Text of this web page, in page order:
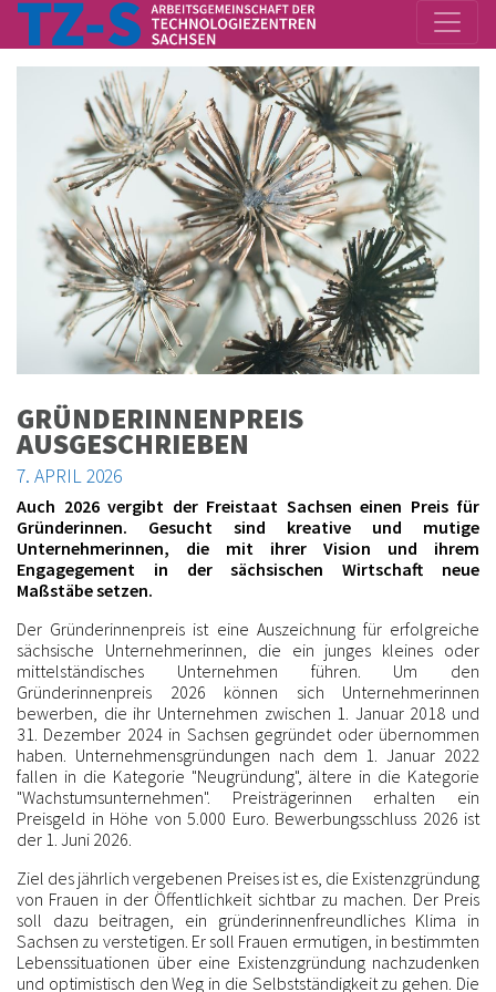
GRÜN­DE­RIN­NEN­PREIS
AUSGESCHRIEBEN
7. APRIL 2026
Auch 2026 vergibt der Freistaat Sachsen einen Preis für
Gründerinnen. Gesucht sind kreative und mutige
Unternehmerinnen, die mit ihrer Vision und ihrem
Engagegement in der sächsischen Wirtschaft neue
Maßstäbe setzen.
Der Gründerinnenpreis ist eine Auszeichnung für erfolgreiche
sächsische Unternehmerinnen, die ein junges kleines oder
mittelständisches Unternehmen führen. Um den
Gründerinnenpreis 2026 können sich Unternehmerinnen
bewerben, die ihr Unternehmen zwischen 1. Januar 2018 und
31. Dezember 2024 in Sachsen gegründet oder übernommen
haben. Unternehmensgründungen nach dem 1. Januar 2022
fallen in die Kategorie "Neugründung", ältere in die Kategorie
"Wachstumsunternehmen". Preisträgerinnen erhalten ein
Preisgeld in Höhe von 5.000 Euro. Bewerbungsschluss 2026 ist
der 1. Juni 2026.
Ziel des jährlich vergebenen Preises ist es, die Existenzgründung
von Frauen in der Öffentlichkeit sichtbar zu machen. Der Preis
soll dazu beitragen, ein gründerinnenfreundliches Klima in
Sachsen zu verstetigen. Er soll Frauen ermutigen, in bestimmten
Lebenssituationen über eine Existenzgründung nachzudenken
und optimistisch den Weg in die Selbstständigkeit zu gehen. Die